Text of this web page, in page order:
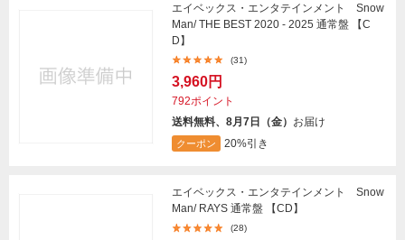
エイベックス・エンタテインメント Snow
Man/ THE BEST 2020 - 2025 通常盤 【C
D】
(31)
3,960円
792ポイント
送料無料、8月7日（金） お届け
クーポン 20%引き
エイベックス・エンタテインメント Snow
Man/ RAYS 通常盤 【CD】
(28)